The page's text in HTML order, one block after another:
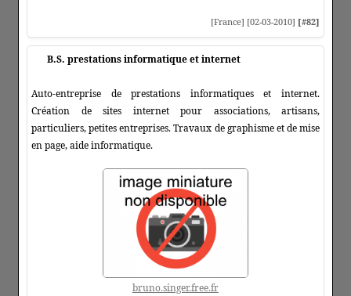
[France] [02-03-2010] [#82]
B.S. prestations informatique et internet
Auto-entreprise de prestations informatiques et internet.
Création de sites internet pour associations, artisans,
particuliers, petites entreprises. Travaux de graphisme et de mise
en page, aide informatique.
bruno.singer.free.fr